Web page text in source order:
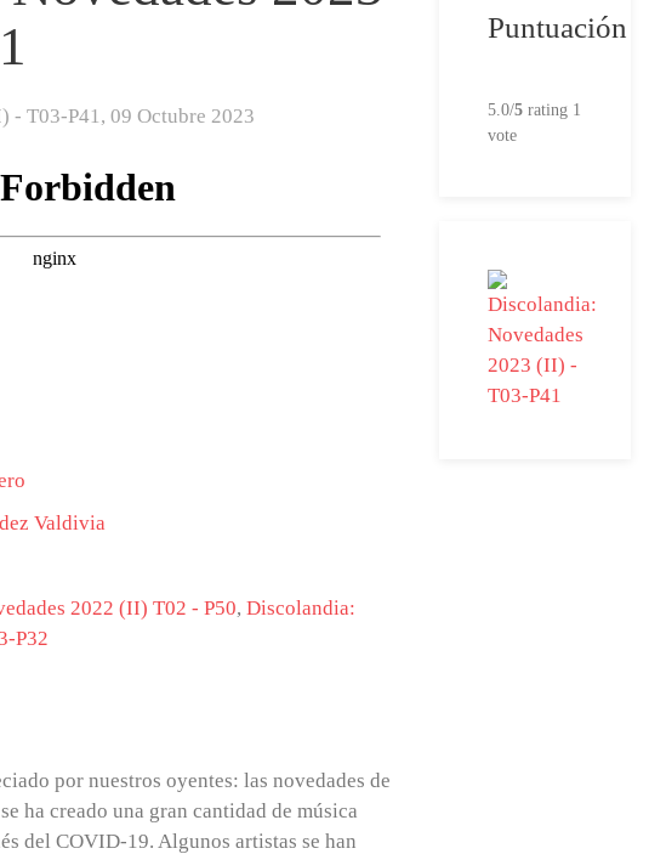
- T03-P41, 09 Octubre 2023
Valdivia
2022 (II) T02 - P50, Discolandia:
P32
por nuestros oyentes: las novedades de
ha creado una gran cantidad de música
del COVID-19. Algunos artistas se han
Puntuación
5.0/5 rating 1
vote